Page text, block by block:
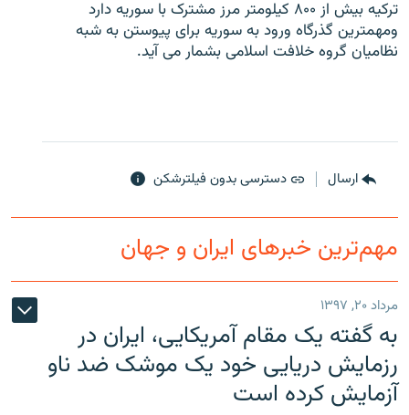
ترکيه بيش از ۸۰۰ کيلومتر مرز مشترک با سوريه دارد
ومهمترين گذرگاه ورود به سوريه برای پيوستن به شبه
نظاميان گروه خلافت اسلامی بشمار می آيد.
ارسال دسترسی بدون فیلترشکن
مهم‌ترین خبرهای ایران و جهان
مرداد ۲۰, ۱۳۹۷
به گفته یک مقام آمریکایی، ایران در
رزمایش دریایی خود یک موشک ضد ناو
آزمایش کرده است